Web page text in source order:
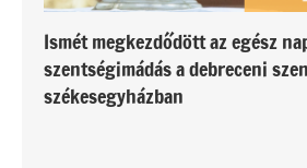
Ismét megkezdődött az egész
szentségimádás a debreceni
székesegyházban